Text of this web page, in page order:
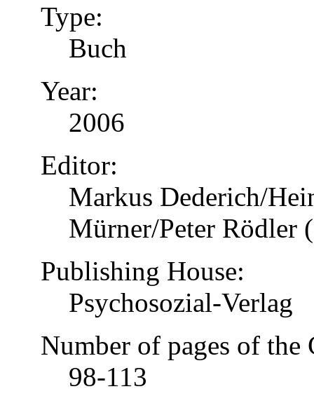
Type:
Buch
Year:
2006
Editor:
Markus Dederich/
Mürner/Peter Rödler
Publishing House:
Psychosozial-Verlag
Number of pages of
98-113